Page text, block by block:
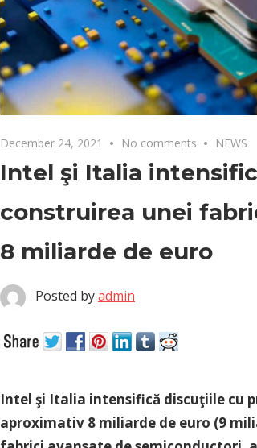
December 24, 2021 No comments NEWS
Intel şi Italia
construirea unei
8 miliarde de euro
Posted byadmin
Intel şi Italia intensifică discuţiile cu
aproximativ 8 miliarde de euro (9